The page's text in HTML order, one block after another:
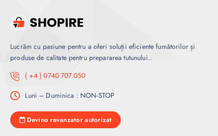
Lucrăm cu pasiune pentru a oferi soluții eficiente fumătorilor și
produse de calitate pentru prepararea tutunului..
( +4 ) 0740 707.050
Luni – Duminica : NON-STOP
Devino revanzator autorizat